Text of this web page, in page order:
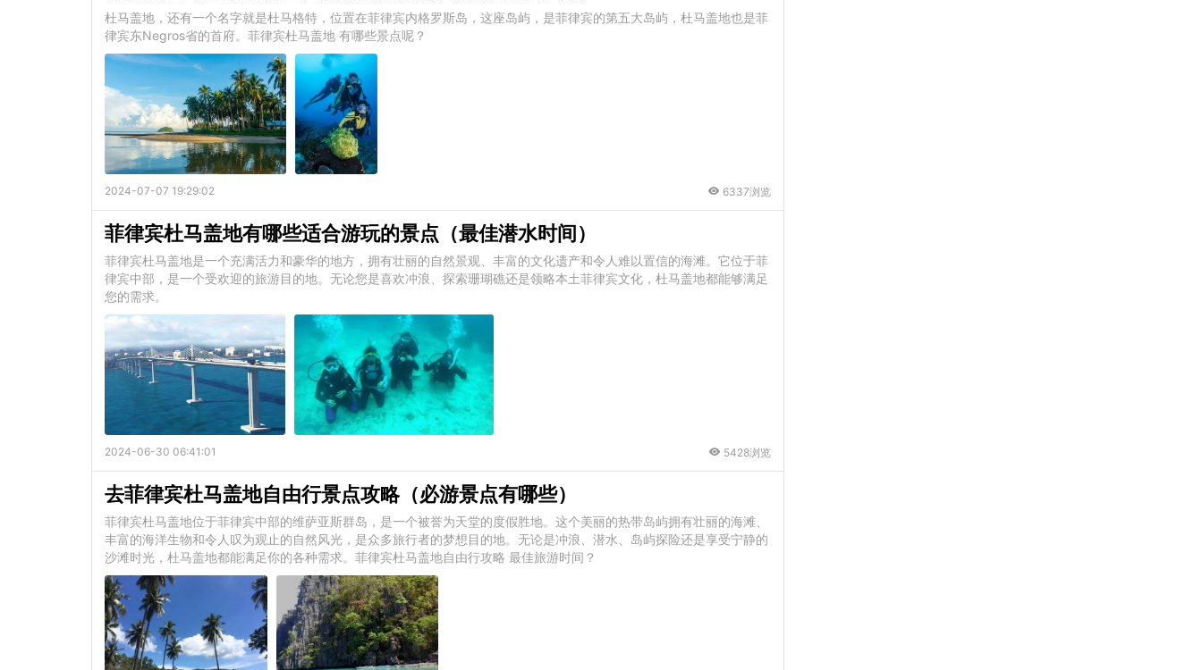
杜马盖地，还有一个名字就是杜马格特，位置在菲律宾内格罗斯岛，这座岛屿，是菲律宾的第五大岛屿，杜马盖地也是菲
律宾东Negros省的首府。菲律宾杜马盖地 有哪些景点呢？
2024-07-07 19:29:02 6337浏览
菲律宾杜马盖地有哪些适合游玩的景点（最佳潜水时间）
菲律宾杜马盖地是一个充满活力和豪华的地方，拥有壮丽的自然景观、丰富的文化遗产和令人难以置信的海滩。它位于菲
律宾中部，是一个受欢迎的旅游目的地。无论您是喜欢冲浪、探索珊瑚礁还是领略本土菲律宾文化，杜马盖地都能够满足
您的需求。
2024-06-30 06:41:01 5428浏览
去菲律宾杜马盖地自由行景点攻略（必游景点有哪些）
菲律宾杜马盖地位于菲律宾中部的维萨亚斯群岛，是一个被誉为天堂的度假胜地。这个美丽的热带岛屿拥有壮丽的海滩、
丰富的海洋生物和令人叹为观止的自然风光，是众多旅行者的梦想目的地。无论是冲浪、潜水、岛屿探险还是享受宁静的
沙滩时光，杜马盖地都能满足你的各种需求。菲律宾杜马盖地自由行攻略 最佳旅游时间？